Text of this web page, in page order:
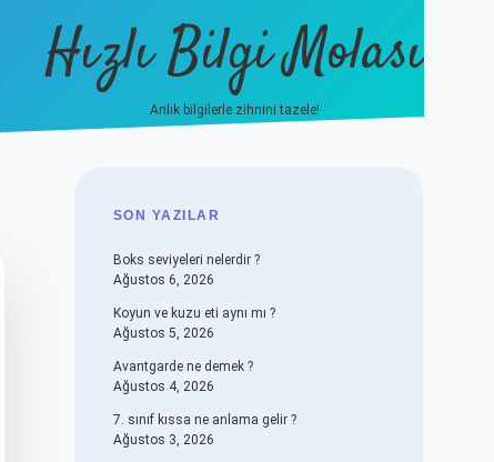
Hızlı Bilgi Molası
Anlık bilgilerle zihnini tazele!
SIDEBAR
SON YAZILAR
Boks seviyeleri nelerdir ?
Ağustos 6, 2026
Koyun ve kuzu eti aynı mı ?
Ağustos 5, 2026
Avantgarde ne demek ?
Ağustos 4, 2026
7. sınıf kıssa ne anlama gelir ?
Ağustos 3, 2026